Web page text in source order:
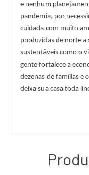
e nenhum
pandemia, por
cuidada com muito
produzidas de norte a
sustentáveis como o
gente fortalece a
dezenas de famílias e
deixa sua casa toda